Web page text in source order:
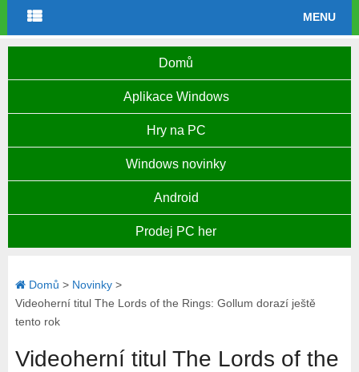
MENU
Domů
Aplikace Windows
Hry na PC
Windows novinky
Android
Prodej PC her
Domů > Novinky>
Videoherní titul The Lords of the Rings: Gollum dorazí ještě
tento rok
Videoherní titul The Lords of the